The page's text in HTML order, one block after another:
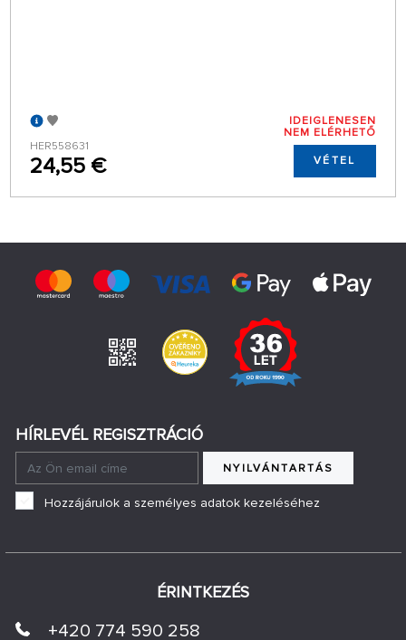
HER558631
24,55 €
IDEIGLENESEN
NEM ELÉRHETŐ
VÉTEL
ÉRINTKEZÉS
+420 774 590 258
HÍRLEVÉL REGISZTRÁCIÓ
NYILVÁNTARTÁS
Hozzájárulok a személyes adatok kezeléséhez